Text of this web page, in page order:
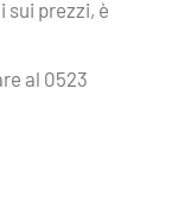
sui prezzi, è
al 0523